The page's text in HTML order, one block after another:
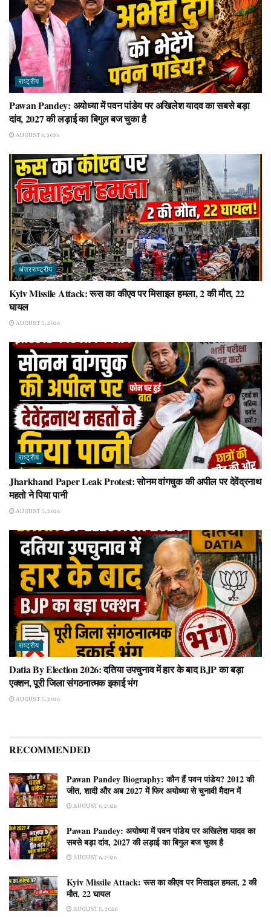
राष्ट्रीय
Pawan Pandey: अयोध्या में पवन पांडेय पर अखिलेश यादव का सबसे बड़ा
दांव, 2027 की लड़ाई का बिगुल बज चुका है
AUGUST 6, 2026
अंतरराष्ट्रीय
Kyiv Missile Attack: रूस का कीएव पर मिसाइल हमला, 2 की मौत, 22
घायल
AUGUST 5, 2026
राष्ट्रीय
Jharkhand Paper Leak Protest: सोनम वांगचुक की अपील पर देवेंद्रनाथ
महतो ने पिया पानी
AUGUST 5, 2026
राष्ट्रीय
Datia By Election 2026: दतिया उपचुनाव में हार के बाद BJP का बड़ा
एक्शन, पूरी जिला संगठनात्मक इकाई भंग
AUGUST 5, 2026
RECOMMENDED
Pawan Pandey Biography: कौन हैं पवन पांडेय? 2012 की
जीत, शादी और अब 2027 में फिर अयोध्या से चुनावी मैदान में
AUGUST 6, 2026
Pawan Pandey: अयोध्या में पवन पांडेय पर अखिलेश यादव का
सबसे बड़ा दांव, 2027 की लड़ाई का बिगुल बज चुका है
AUGUST 6, 2026
Kyiv Missile Attack: रूस का कीएव पर मिसाइल हमला, 2 की
मौत, 22 घायल
AUGUST 5, 2026